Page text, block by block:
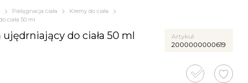
Pielęgnacja ciała
Kremy do ciała
ciała 50 ml
do ciała 50 ml Artykuł
2000000000619